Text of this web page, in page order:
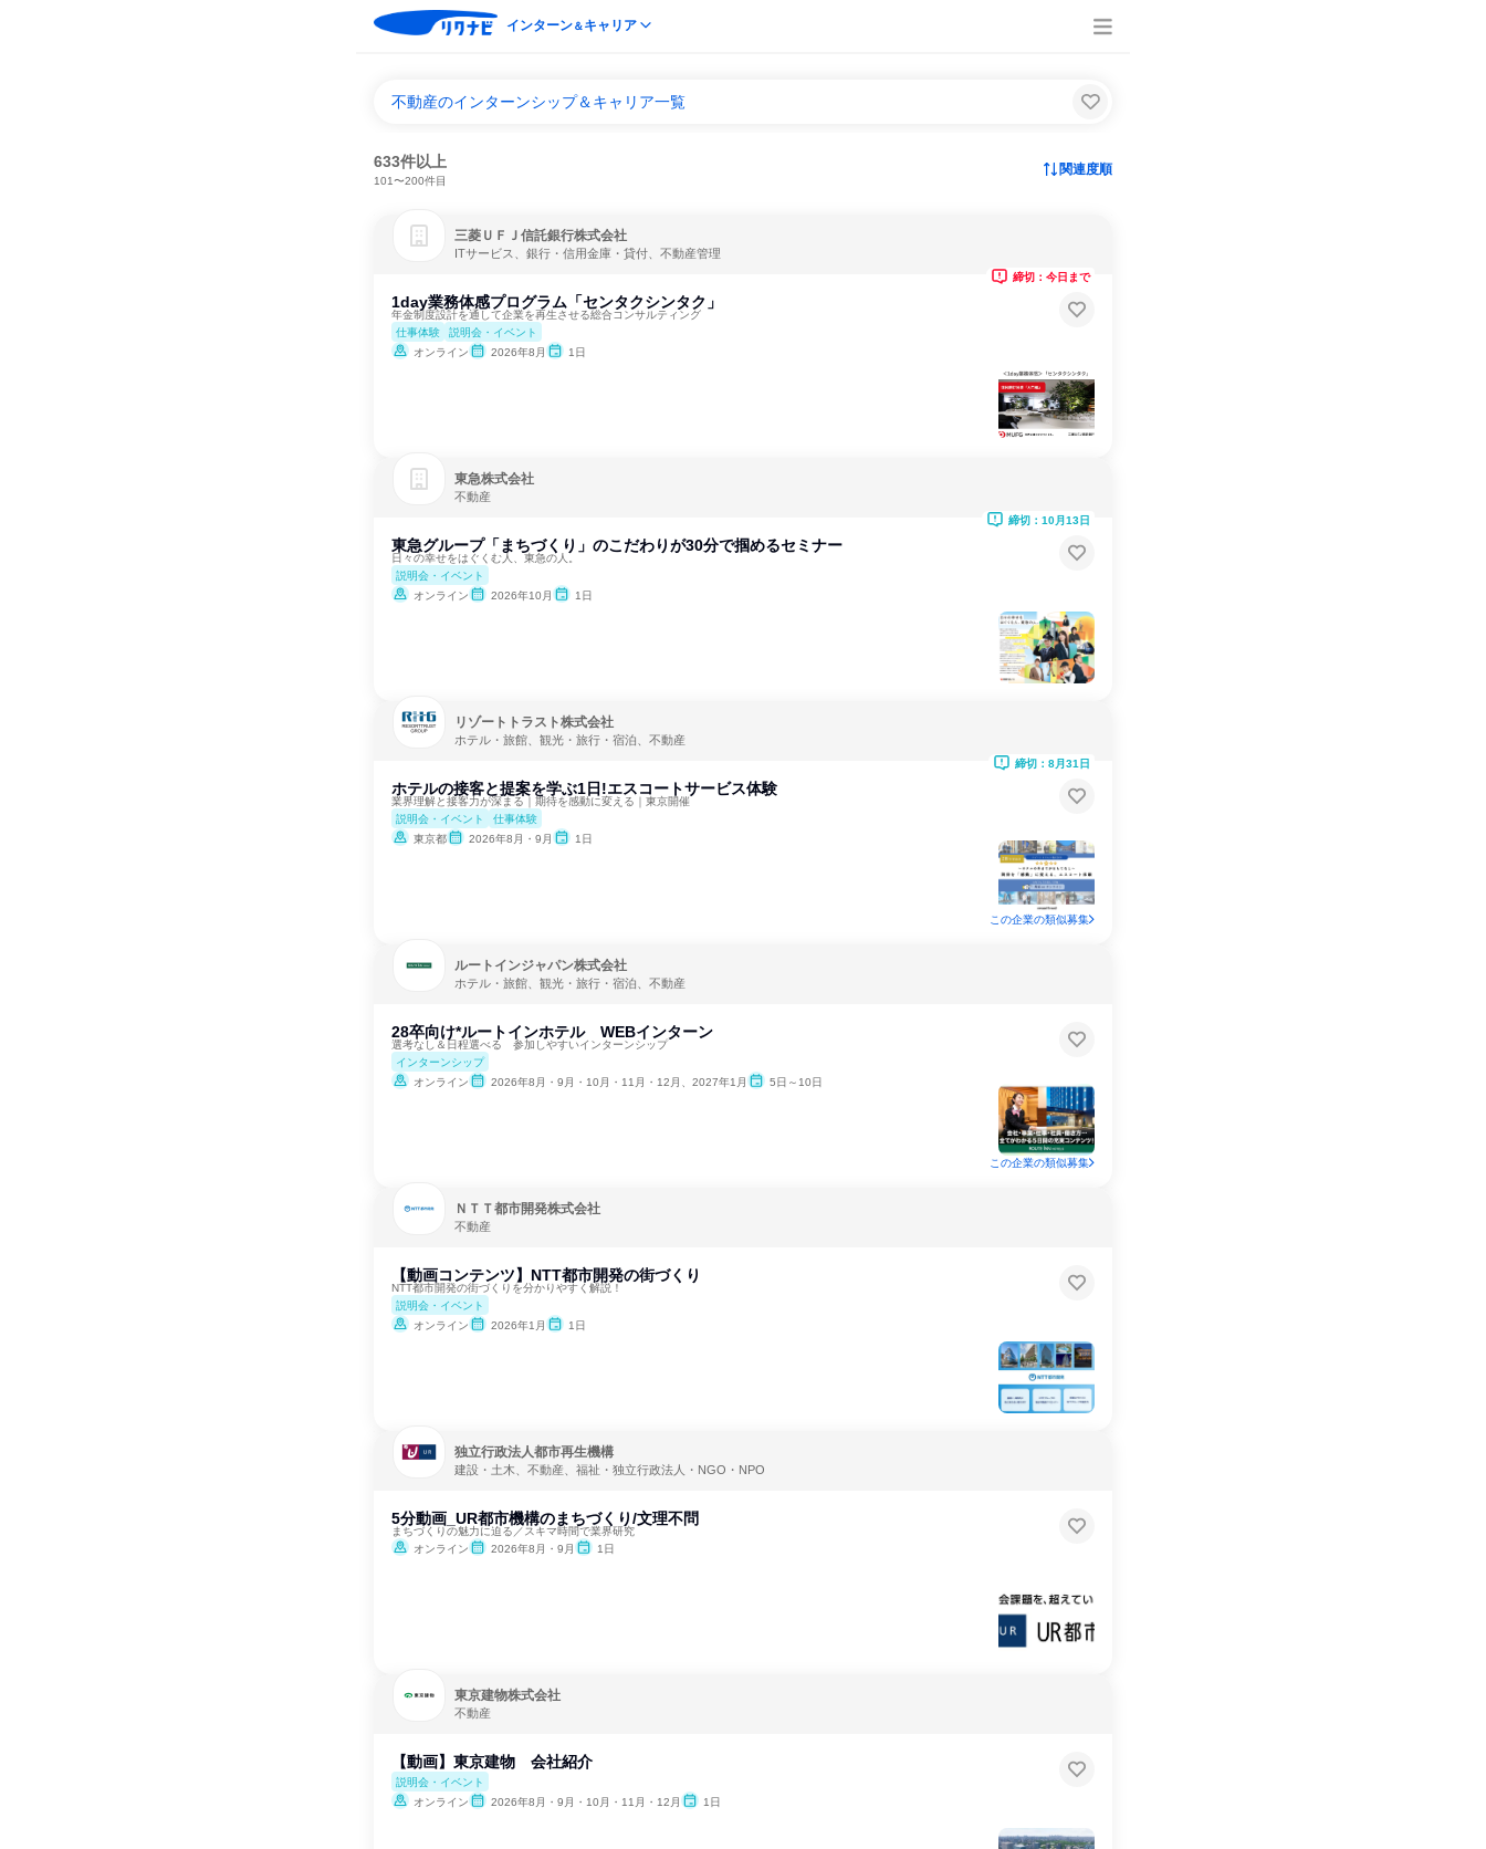
インターン＆キャリア
不動産のインターンシップ＆キャリア一覧
633件以上
101〜200件目
関連度順
三菱ＵＦＪ信託銀行株式会社
ITサービス、銀行・信用金庫・貸付、不動産管理
1day業務体感プログラム「センタクシンタク」
年金制度設計を通して企業を再生させる総合コンサルティング
仕事体験
説明会・イベント
オンライン
2026年8月 1日
締切：今日まで
東急株式会社
不動産
東急グループ「まちづくり」のこだわりが30分で掴めるセミナー
日々の幸せをはぐくむ人、東急の人。
説明会・イベント
オンライン
2026年10月 1日
締切：10月13日
リゾートトラスト株式会社
ホテル・旅館、観光・旅行・宿泊、不動産
ホテルの接客と提案を学ぶ1日!エスコートサービス体験
業界理解と接客力が深まる｜期待を感動に変える｜東京開催
説明会・イベント
仕事体験
東京都
2026年8月・9月 1日
締切：8月31日
この企業の類似募集
ルートインジャパン株式会社
ホテル・旅館、観光・旅行・宿泊、不動産
28卒向け*ルートインホテル WEBインターン
選考なし＆日程選べる 参加しやすいインターンシップ
インターンシップ
オンライン
2026年8月・9月・10月・11月・12月、2027年1月 5日～10日
この企業の類似募集
ＮＴＴ都市開発株式会社
不動産
【動画コンテンツ】NTT都市開発の街づくり
NTT都市開発の街づくりを分かりやすく解説！
説明会・イベント
オンライン
2026年1月 1日
独立行政法人都市再生機構
建設・土木、不動産、福祉・独立行政法人・NGO・NPO
5分動画_UR都市機構のまちづくり/文理不問
まちづくりの魅力に迫る／スキマ時間で業界研究
オンライン
2026年8月・9月 1日
東京建物株式会社
不動産
【動画】東京建物 会社紹介
説明会・イベント
オンライン
2026年8月・9月・10月・11月・12月 1日